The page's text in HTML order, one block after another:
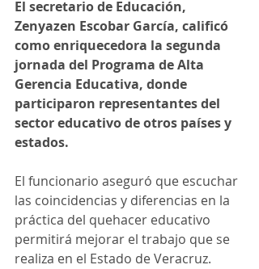
El secretario de Educación,
Zenyazen Escobar García, calificó
como enriquecedora la segunda
jornada del Programa de Alta
Gerencia Educativa, donde
participaron representantes del
sector educativo de otros países y
estados.
El funcionario aseguró que escuchar
las coincidencias y diferencias en la
práctica del quehacer educativo
permitirá mejorar el trabajo que se
realiza en el Estado de Veracruz.